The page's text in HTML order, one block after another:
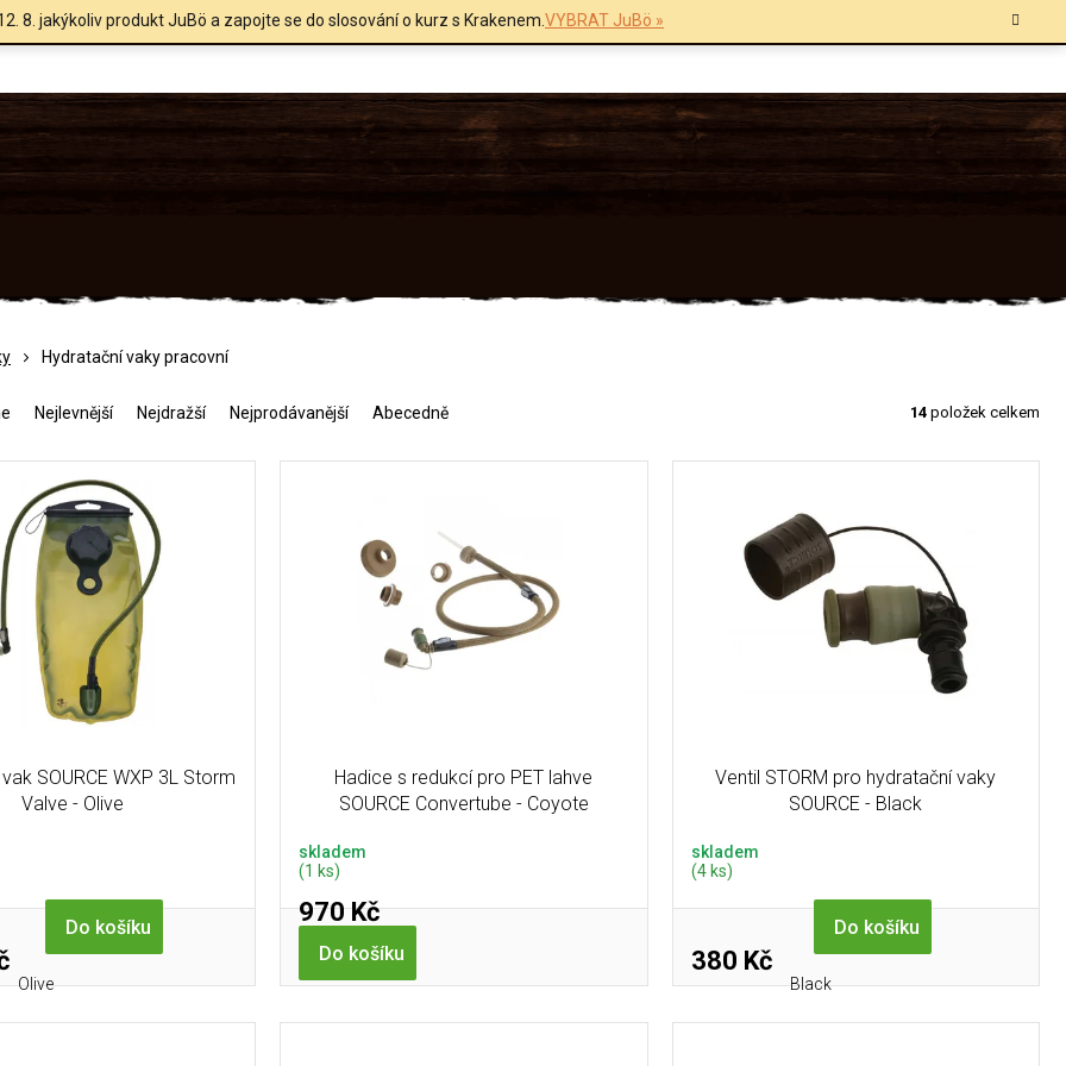
8. jakýkoliv produkt JuBö a zapojte se do slosování o kurz s Krakenem.VYBRAT JuBö »
Hydratační vaky pracovní
Nejlevnější Nejdražší Nejprodávanější Abecedně 14 položek celkem
SOURCE WXP 3L Storm
Valve - Olive
Do košíku
Olive
Hadice s redukcí pro PET lahve
SOURCE Convertube - Coyote
skladem
(1 ks)
970 Kč
Do košíku
Ventil STORM pro hydratační vaky
SOURCE - Black
skladem
(4 ks)
380 Kč
Do košíku
Black